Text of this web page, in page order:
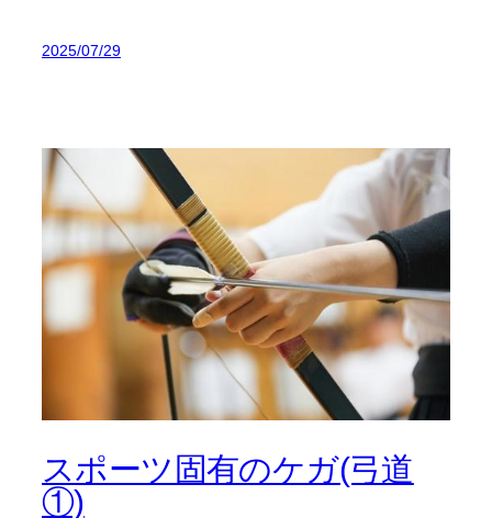
2025/07/29
スポーツ固有のケガ(弓道
①)